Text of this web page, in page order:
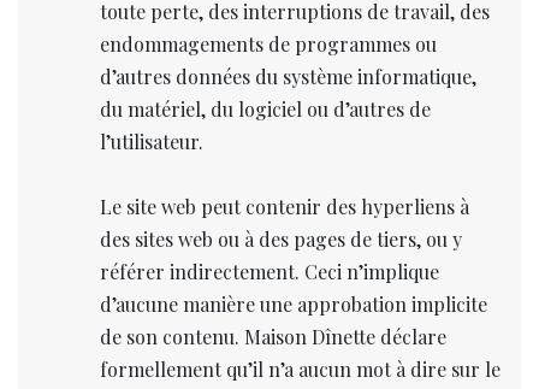
toute perte, des interruptions de travail, des
endommagements de programmes ou
d’autres données du système informatique,
du matériel, du logiciel ou d’autres de
l’utilisateur.
Le site web peut contenir des hyperliens à
des sites web ou à des pages de tiers, ou y
référer indirectement. Ceci n’implique
d’aucune manière une approbation implicite
de son contenu. Maison Dînette déclare
formellement qu’il n’a aucun mot à dire sur le